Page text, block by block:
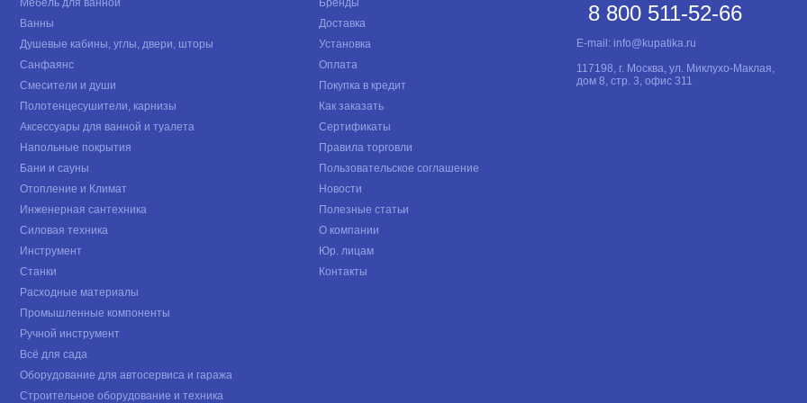
Мебель для ванной
Ванны
Душевые кабины, углы, двери, шторы
Санфаянс
Смесители и души
Полотенцесушители, карнизы
Аксессуары для ванной и туалета
Напольные покрытия
Бани и сауны
Отопление и Климат
Инженерная сантехника
Силовая техника
Инструмент
Станки
Расходные материалы
Промышленные компоненты
Ручной инструмент
Всё для сада
Оборудование для автосервиса и гаража
Строительное оборудование и техника
Бренды
Доставка
Установка
Оплата
Покупка в кредит
Как заказать
Сертификаты
Правила торговли
Пользовательское соглашение
Новости
Полезные статьи
О компании
Юр. лицам
Контакты
8 800 511-52-66
E-mail: info@kupatika.ru
117198, г. Москва, ул. Миклухо-Маклая,
дом 8, стр. 3, офис 311